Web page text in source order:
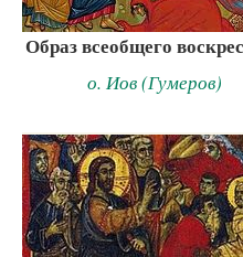
Образ всеобщего
о. Иов (Гумеров)